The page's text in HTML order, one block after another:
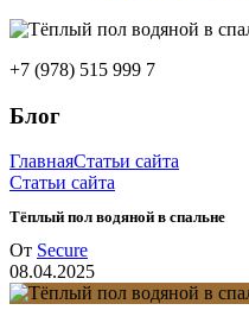
+7 (978) 515 999 7
Блог
ГлавнаяСтатьи сайта
Статьи сайта
Тёплый пол водяной в спальне
От Secure
08.04.2025